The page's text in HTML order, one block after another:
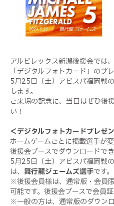
アルビレックス新潟後援会では
「デジタルフォトカード」のプ
5月25日（土）アビスパ福岡戦
します。
ご来場の記念に、当日はぜひ後
い！
＜デジタルフォトカードプレゼ
ホームゲームごとに掲載選手が
後援会ブースでダウンロードでき
5月25日（土）アビスパ福岡戦
は、 舞行龍ジェームズ選手です。
※後援会員様は、通常版・会員
可能です。後援会ブースで会員
※一般の方は、通常版のダウンロ